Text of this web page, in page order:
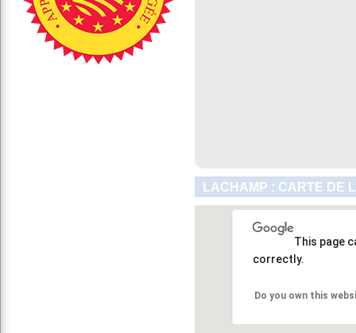
LACHAMP : CARTE DE
This page
correctly.
Do you own this